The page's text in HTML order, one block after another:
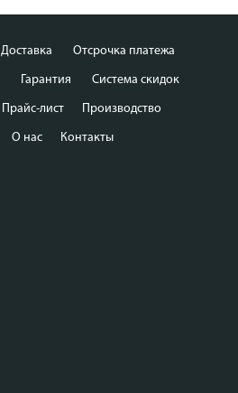
Доставка Отсрочка платежа
Гарантия Система скидок
Прайс-лист Производство
О нас Контакты